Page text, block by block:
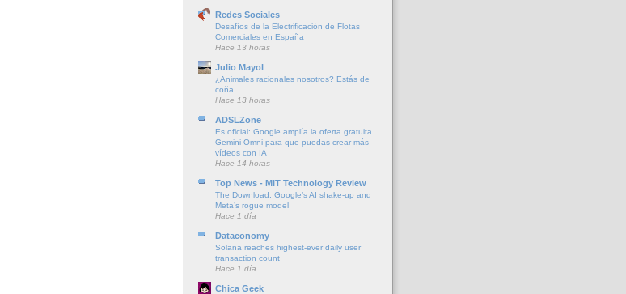
Redes Sociales
Desafíos de la Electrificación de Flotas
Comerciales en España
Hace 13 horas
Julio Mayol
¿Animales racionales nosotros? Estás de
coña.
Hace 13 horas
ADSLZone
Es oficial: Google amplía la oferta gratuita
Gemini Omni para que puedas crear más
vídeos con IA
Hace 14 horas
Top News - MIT Technology Review
The Download: Google’s AI shake-up and
Meta’s rogue model
Hace 1 día
Dataconomy
Solana reaches highest-ever daily user
transaction count
Hace 1 día
Chica Geek